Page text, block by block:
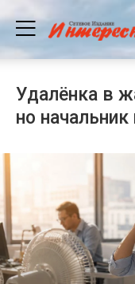
Удалёнка в
но начальник